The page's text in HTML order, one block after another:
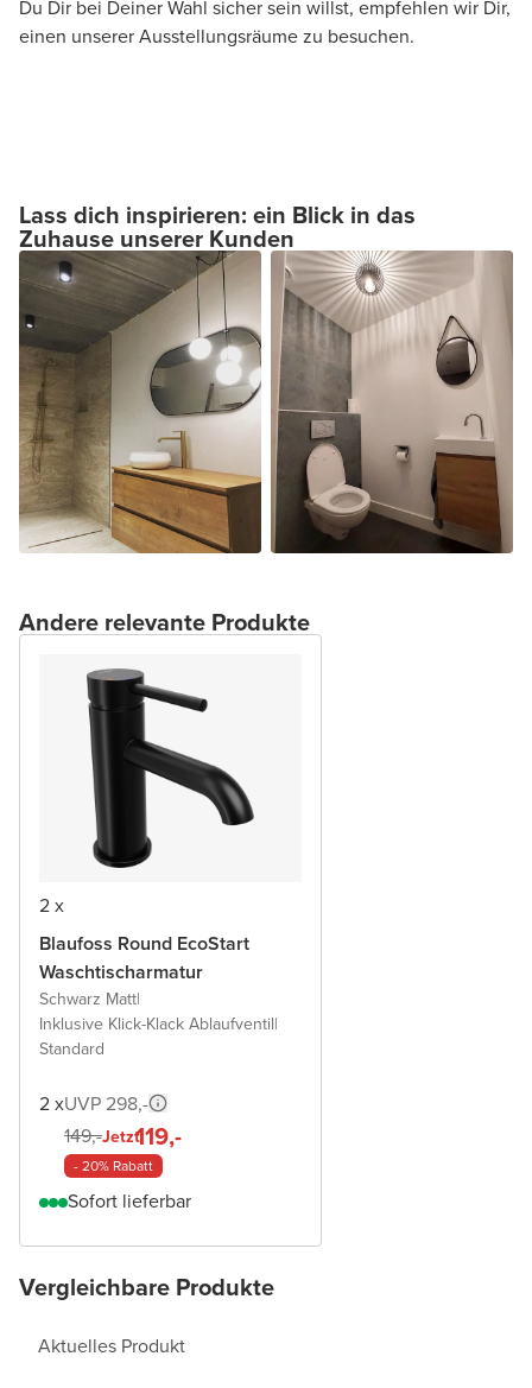
Du Dir bei Deiner Wahl sicher sein willst, empfehlen wir Dir,
einen unserer Ausstellungsräume zu besuchen.
Lass dich inspirieren: ein Blick in das
Zuhause unserer Kunden
Andere relevante Produkte
2 x
Blaufoss Round EcoStart
Waschtischarmatur
Schwarz Matt|
Inklusive Klick-Klack Ablaufventil|
Standard
2 xUVP 298,-
149,-Jetzt119,-
- 20% Rabatt
Sofort lieferbar
Vergleichbare Produkte
Aktuelles Produkt